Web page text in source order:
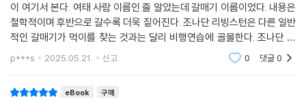
이 여기서 본다. 여태 사람 이름인 줄 알았는데 갈매기 이름이었다. 내용은
철학적이며 후반으로 갈수록 더욱 짙어진다. 조나단 리빙스턴은 다른 일반
적인 갈매기가 먹이를 찾는 것과는 달리 비행연습에 골몰한다. 조나단 리
빙스턴의 부모가 와서 하는 말을 보면서 인간사회를 비유한다는 생각이 들
었다. 다
p***s 2025.05.21. 신고 0 댓글0
eBook 구매